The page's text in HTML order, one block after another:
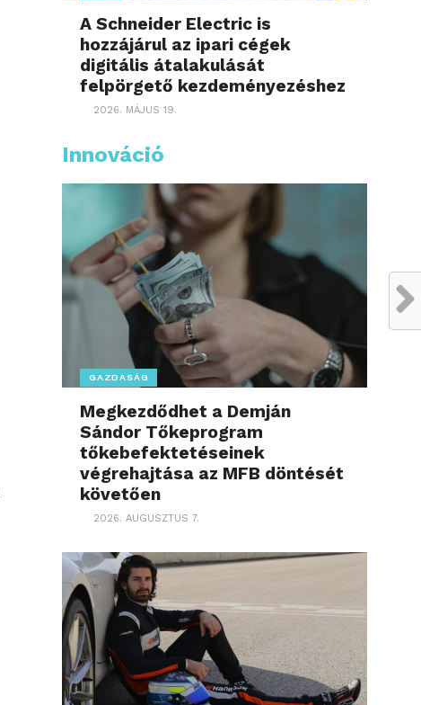
A Schneider Electric is
hozzájárul az ipari cégek
digitális átalakulását
felpörgető kezdeményezéshez
2026. MÁJUS 19.
Innováció
GAZDASÁG
Megkezdődhet a Demján
Sándor Tőkeprogram
tőkebefektetéseinek
végrehajtása az MFB döntését
követően
2026. AUGUSZTUS 7.